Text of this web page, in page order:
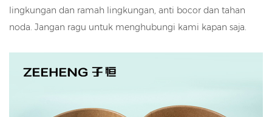
lingkungan dan ramah lingkungan, anti bocor dan tahan
noda. Jangan ragu untuk menghubungi kami kapan saja.